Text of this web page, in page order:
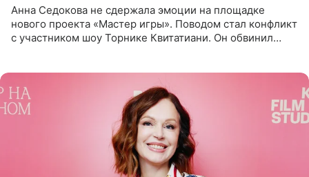
Анна Седокова не сдержала эмоции на площадке
нового проекта «Мастер игры». Поводом стал конфликт
с участником шоу Торнике Квитатиани. Он обвинил